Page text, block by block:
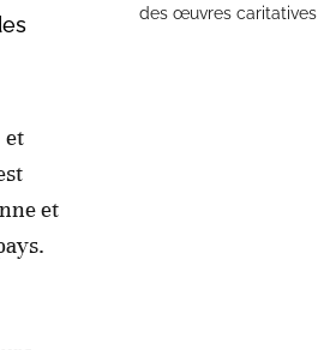
et
et
des œuvres caritatives